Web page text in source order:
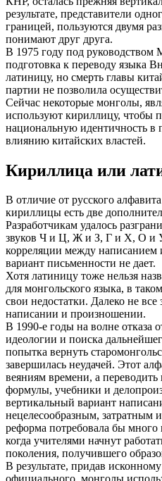
результате, представители
границей, пользуются двумя
понимают друг друга.
В 1975 году под руководством
подготовка к переводу языка
латиницу, но смерть главы
партии не позволила
Сейчас некоторые монголы,
используют кириллицу, чтобы
национальную идентичность
влиянию китайских властей.
Кириллица или
В отличие от русского
кириллицы есть две
Разработчикам удалось
звуков Ч и Ц, Ж и З, Г и Х, О и
корреляции между написанием
вариант письменности не дает.
Хотя латиницу тоже нельзя
для монгольского языка, в
свои недостатки. Далеко не
написании и произношении.
В 1990-е годы на волне отказа
идеологии и поиска
попытка вернуть
завершилась неудачей. Этот
веяниям времени, а
формулы, учебники и
вертикальный вариант
нецелесообразным, затратным
реформа потребовала бы
когда учителями начнут
поколения, получившего
В результате, придав